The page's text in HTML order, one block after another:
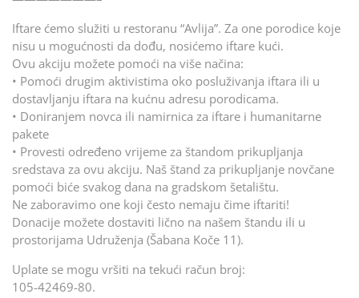
Iftare ćemo služiti u restoranu “Avlija”. Za one porodice koje
nisu u mogućnosti da dođu, nosićemo iftare kući.
Ovu akciju možete pomoći na više načina:
• Pomoći drugim aktivistima oko posluživanja iftara ili u
dostavljanju iftara na kućnu adresu porodicama.
• Doniranjem novca ili namirnica za iftare i humanitarne
pakete
• Provesti određeno vrijeme za štandom prikupljanja
sredstava za ovu akciju. Naš štand za prikupljanje novčane
pomoći biće svakog dana na gradskom šetalištu.
Ne zaboravimo one koji često nemaju čime iftariti!
Donacije možete dostaviti lično na našem štandu ili u
prostorijama Udruženja (Šabana Koče 11).
Uplate se mogu vršiti na tekući račun broj:
105-42469-80.